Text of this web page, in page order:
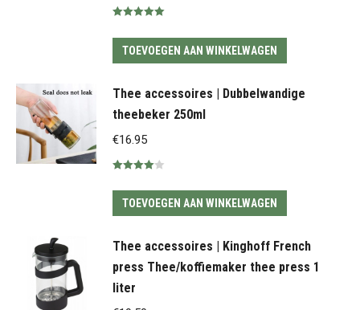
5.00uit 5
TOEVOEGEN AAN WINKELWAGEN
Thee accessoires | Dubbelwandige
theebeker 250ml
€16.95
4.00uit 5
TOEVOEGEN AAN WINKELWAGEN
Thee accessoires | Kinghoff French
press Thee/koffiemaker thee press 1
liter